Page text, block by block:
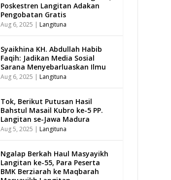
Poskestren Langitan Adakan
Pengobatan Gratis
Aug 6, 2025 | Langituna
Syaikhina KH. Abdullah Habib
Faqih: Jadikan Media Sosial
Sarana Menyebarluaskan Ilmu
Aug 6, 2025 | Langituna
Tok, Berikut Putusan Hasil
Bahstul Masail Kubro ke-5 PP.
Langitan se-Jawa Madura
Aug 5, 2025 | Langituna
Ngalap Berkah Haul Masyayikh
Langitan ke-55, Para Peserta
BMK Berziarah ke Maqbarah